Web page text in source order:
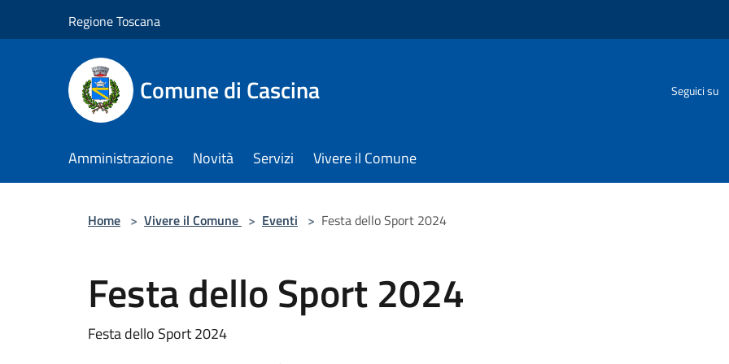
Regione Toscana
Comune di Cascina Seguici su
Amministrazione Novità Servizi Vivere il Comune
Home > Vivere il Comune > Eventi > Festa dello Sport 2024
Festa dello Sport 2024
Festa dello Sport 2024